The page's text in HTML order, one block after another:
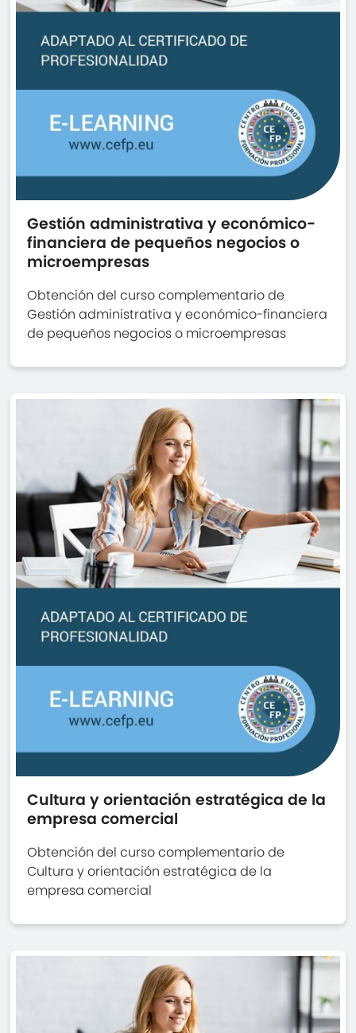
Gestión administrativa y económico-
financiera de pequeños negocios o
microempresas
Obtención del curso complementario de
Gestión administrativa y económico-financiera
de pequeños negocios o microempresas
Cultura y orientación estratégica de la
empresa comercial
Obtención del curso complementario de
Cultura y orientación estratégica de la
empresa comercial